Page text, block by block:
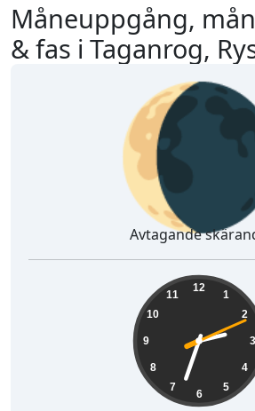
Måneuppgång,
& fas i Taganrog,
Avtagande
12
1
2
3
4
5
6
7
8
9
10
11